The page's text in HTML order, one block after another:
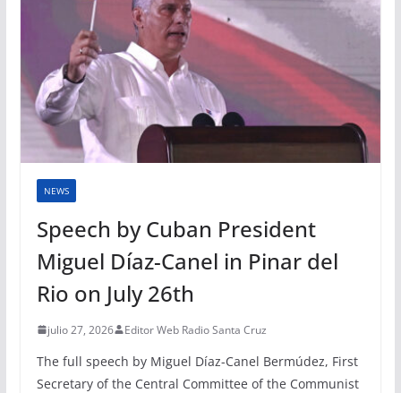
NEWS
Speech by Cuban President
Miguel Díaz-Canel in Pinar del
Rio on July 26th
julio 27, 2026 Editor Web Radio Santa Cruz
The full speech by Miguel Díaz-Canel Bermúdez, First
Secretary of the Central Committee of the Communist